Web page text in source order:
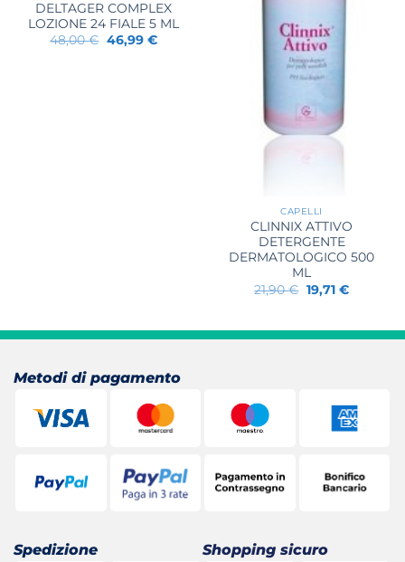
DELTAGER COMPLEX
LOZIONE 24 FIALE 5 ML
48,00€ Il
prezzo
46,99 €Il
CAPELLI
CLINNIX ATTIVO
DETERGENTE
DERMATOLOGICO 500
ML
21,90€ Il
prezzo
19,71 €Il
Metodi di pagamento
Spedizione Shopping sicuro